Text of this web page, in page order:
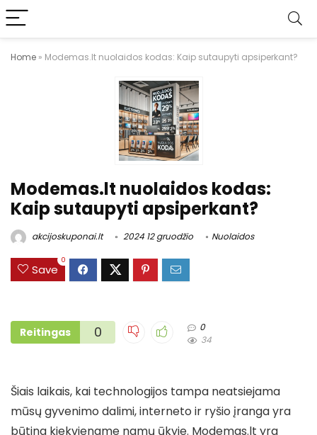
Home » Modemas.lt nuolaidos kodas: Kaip sutaupyti apsiperkant?
Modemas.lt nuolaidos kodas:
Kaip sutaupyti apsiperkant?
akcijoskuponai.lt 2024 12 gruodžio Nuolaidos
Save
0
Reitingas 0
0
34
Šiais laikais, kai technologijos tampa neatsiejama
mūsų gyvenimo dalimi, interneto ir ryšio įranga yra
būtina kiekviename namų ūkyje. Modemas.lt yra